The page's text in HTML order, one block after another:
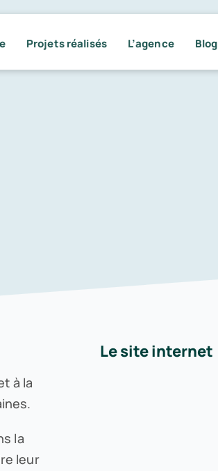
Projets réalisés L’agence Blog
à la
la
leur
Le site internet